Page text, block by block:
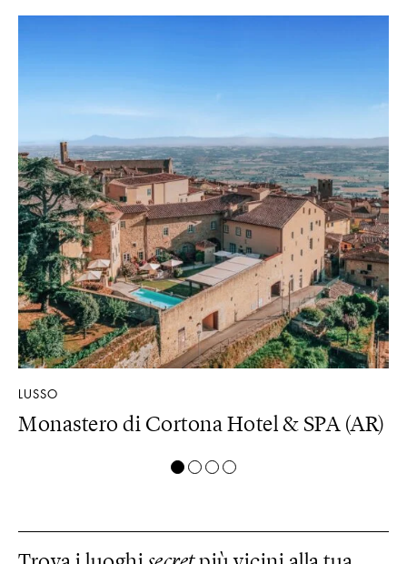
LUSSO
Monastero di Cortona Hotel & SPA (AR)